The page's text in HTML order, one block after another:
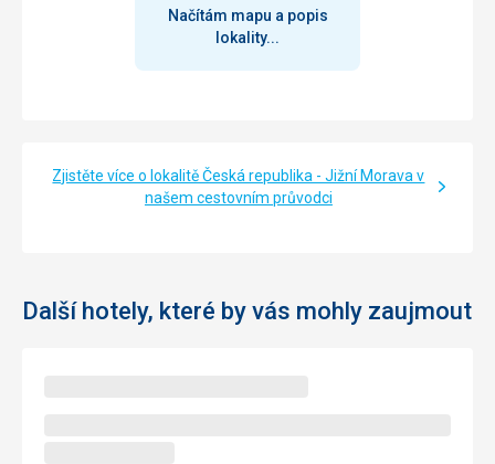
Načítám mapu a popis
lokality...
Zjistěte více o lokalitě Česká republika - Jižní Morava v
našem cestovním průvodci
Další hotely, které by vás mohly zaujmout